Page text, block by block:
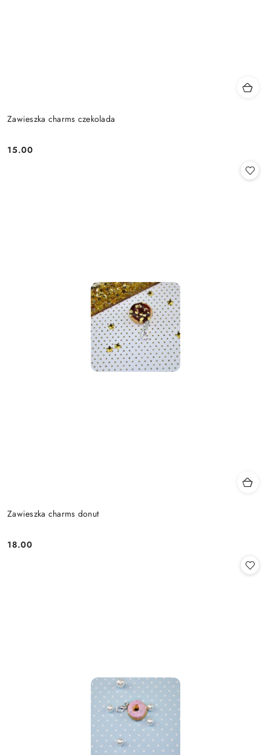
Zawieszka charms czekolada
Cena:
15.00
Zawieszka charms donut
Cena:
18.00